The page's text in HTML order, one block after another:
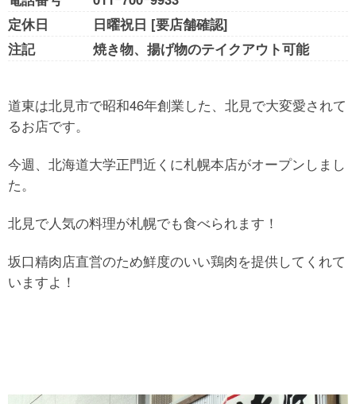
定休日
日曜祝日 [要店舗確認]
注記
焼き物、揚げ物のテイクアウト可能
道東は北見市で昭和46年創業した、北見で大変愛されて
るお店です。
今週、北海道大学正門近くに札幌本店がオープンしまし
た。
北見で人気の料理が札幌でも食べられます！
坂口精肉店直営のため鮮度のいい鶏肉を提供してくれて
いますよ！